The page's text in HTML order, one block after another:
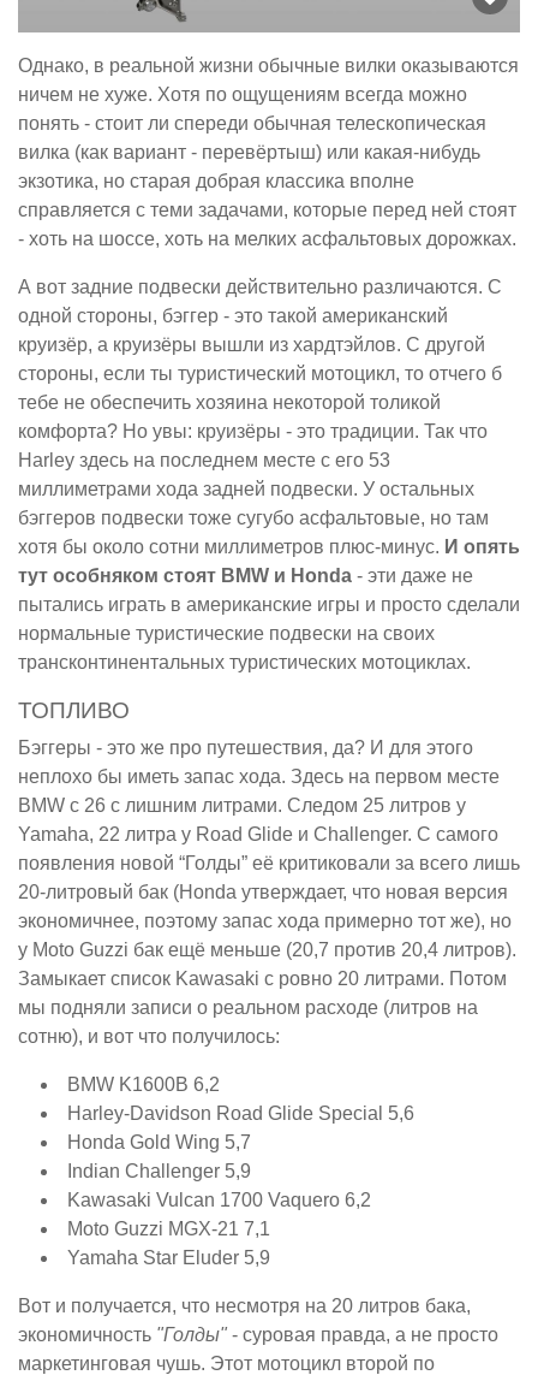
Однако, в реальной жизни обычные вилки оказываются
ничем не хуже. Хотя по ощущениям всегда можно
понять - стоит ли спереди обычная телескопическая
вилка (как вариант - перевёртыш) или какая-нибудь
экзотика, но старая добрая классика вполне
справляется с теми задачами, которые перед ней стоят
- хоть на шоссе, хоть на мелких асфальтовых дорожках.
А вот задние подвески действительно различаются. С
одной стороны, бэггер - это такой американский
круизёр, а круизёры вышли из хардтэйлов. С другой
стороны, если ты туристический мотоцикл, то отчего б
тебе не обеспечить хозяина некоторой толикой
комфорта? Но увы: круизёры - это традиции. Так что
Harley здесь на последнем месте с его 53
миллиметрами хода задней подвески. У остальных
бэггеров подвески тоже сугубо асфальтовые, но там
хотя бы около сотни миллиметров плюс-минус. И опять
тут особняком стоят BMW и Honda - эти даже не
пытались играть в американские игры и просто сделали
нормальные туристические подвески на своих
трансконтинентальных туристических мотоциклах.
ТОПЛИВО
Бэггеры - это же про путешествия, да? И для этого
неплохо бы иметь запас хода. Здесь на первом месте
BMW с 26 с лишним литрами. Следом 25 литров у
Yamaha, 22 литра у Road Glide и Challenger. С самого
появления новой “Голды” её критиковали за всего лишь
20-литровый бак (Honda утверждает, что новая версия
экономичнее, поэтому запас хода примерно тот же), но
у Moto Guzzi бак ещё меньше (20,7 против 20,4 литров).
Замыкает список Kawasaki с ровно 20 литрами. Потом
мы подняли записи о реальном расходе (литров на
сотню), и вот что получилось:
BMW K1600B 6,2
Harley-Davidson Road Glide Special 5,6
Honda Gold Wing 5,7
Indian Challenger 5,9
Kawasaki Vulcan 1700 Vaquero 6,2
Moto Guzzi MGX-21 7,1
Yamaha Star Eluder 5,9
Вот и получается, что несмотря на 20 литров бака,
экономичность "Голды" - суровая правда, а не просто
маркетинговая чушь. Этот мотоцикл второй по